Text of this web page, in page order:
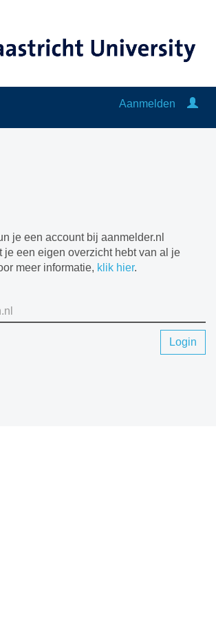
Aanmelden
je een account bij aanmelder.nl
je een eigen overzicht hebt van al je
meer informatie, klik hier.
Login